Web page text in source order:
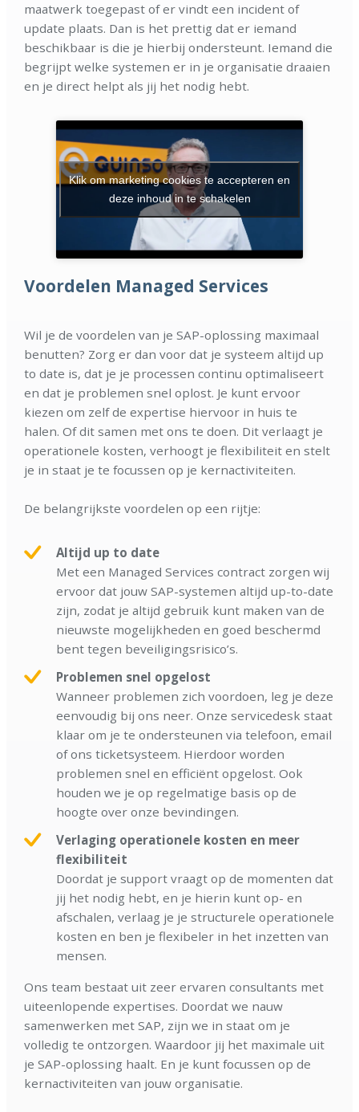
maatwerk toegepast of er vindt een incident of
update plaats. Dan is het prettig dat er iemand
beschikbaar is die je hierbij ondersteunt. Iemand die
begrijpt welke systemen er in je organisatie draaien
en je direct helpt als jij het nodig hebt.
Klik om marketing cookies te accepteren en
deze inhoud in te schakelen
Voordelen Managed Services
Wil je de voordelen van je SAP-oplossing maximaal
benutten? Zorg er dan voor dat je systeem altijd up
to date is, dat je je processen continu optimaliseert
en dat je problemen snel oplost. Je kunt ervoor
kiezen om zelf de expertise hiervoor in huis te
halen. Of dit samen met ons te doen. Dit verlaagt je
operationele kosten, verhoogt je flexibiliteit en stelt
je in staat je te focussen op je kernactiviteiten.
De belangrijkste voordelen op een rijtje:
Altijd up to date
Met een Managed Services contract zorgen wij
ervoor dat jouw SAP-systemen altijd up-to-date
zijn, zodat je altijd gebruik kunt maken van de
nieuwste mogelijkheden en goed beschermd
bent tegen beveiligingsrisico’s.
Problemen snel opgelost
Wanneer problemen zich voordoen, leg je deze
eenvoudig bij ons neer. Onze servicedesk staat
klaar om je te ondersteunen via telefoon, email
of ons ticketsysteem. Hierdoor worden
problemen snel en efficiënt opgelost. Ook
houden we je op regelmatige basis op de
hoogte over onze bevindingen.
Verlaging operationele kosten en meer
flexibiliteit
Doordat je support vraagt op de momenten dat
jij het nodig hebt, en je hierin kunt op- en
afschalen, verlaag je je structurele operationele
kosten en ben je flexibeler in het inzetten van
mensen.
Ons team bestaat uit zeer ervaren consultants met
uiteenlopende expertises. Doordat we nauw
samenwerken met SAP, zijn we in staat om je
volledig te ontzorgen. Waardoor jij het maximale uit
je SAP-oplossing haalt. En je kunt focussen op de
kernactiviteiten van jouw organisatie.